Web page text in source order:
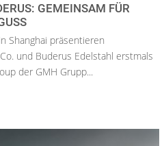
GEMEINSAM FÜR
Shanghai präsentieren
und Buderus Edelstahl erstmals
der GMH Grupp...